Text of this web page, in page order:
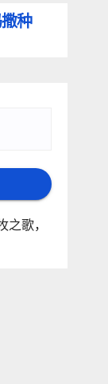
种
歌，